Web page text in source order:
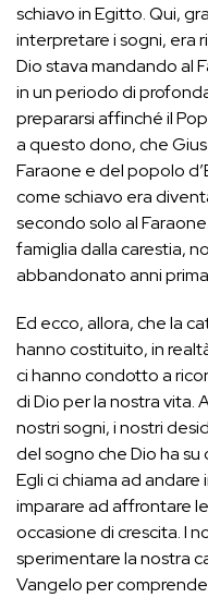
schiavo in Egitto. Qui,
interpretare i sogni, era
Dio stava mandando al
in un periodo di
prepararsi affinché il
a questo dono, che
Faraone e del popolo
come schiavo era
secondo solo al
famiglia dalla carestia,
abbandonato anni
Ed ecco, allora, che la
hanno costituito, in
ci hanno condotto a
di Dio per la nostra vita.
nostri sogni, i nostri
del sogno che Dio ha su
Egli ci chiama ad
imparare ad affrontare
occasione di crescita. I
sperimentare la nostra
Vangelo per